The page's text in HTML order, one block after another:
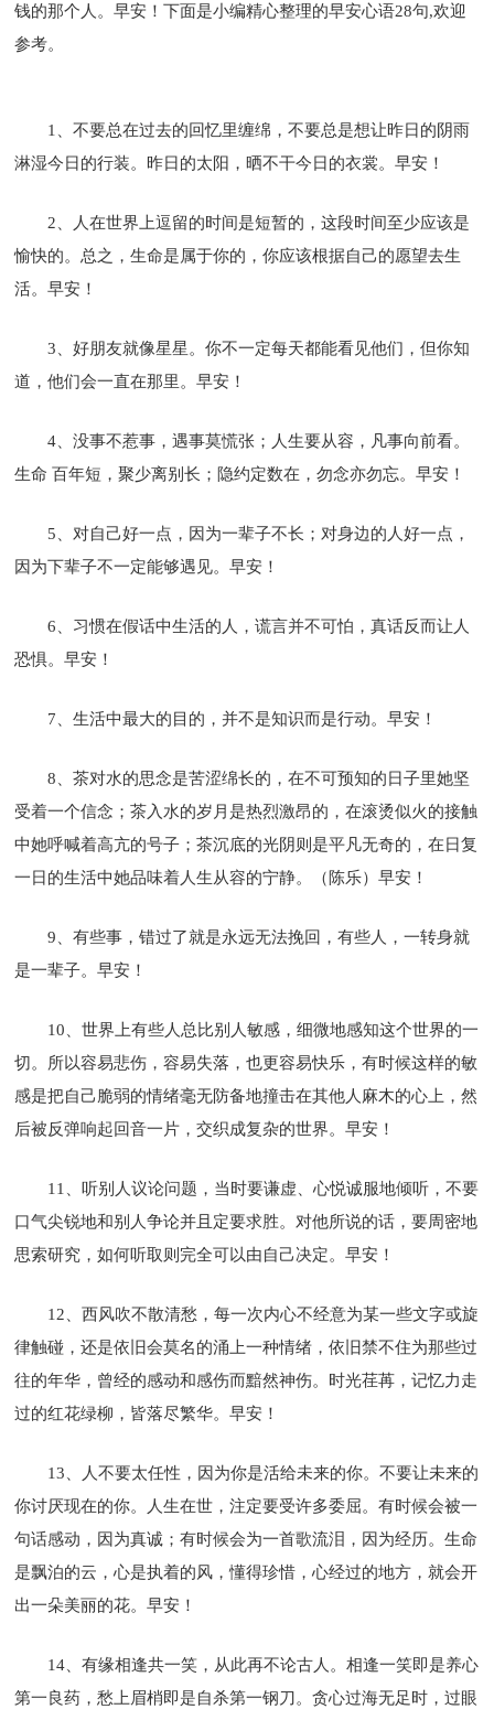
钱的那个人。早安！下面是小编精心整理的早安心语28句,欢迎
参考。
1、不要总在过去的回忆里缠绵，不要总是想让昨日的阴雨
淋湿今日的行装。昨日的太阳，晒不干今日的衣裳。早安！
2、人在世界上逗留的时间是短暂的，这段时间至少应该是
愉快的。总之，生命是属于你的，你应该根据自己的愿望去生
活。早安！
3、好朋友就像星星。你不一定每天都能看见他们，但你知
道，他们会一直在那里。早安！
4、没事不惹事，遇事莫慌张；人生要从容，凡事向前看。
生命 百年短，聚少离别长；隐约定数在，勿念亦勿忘。早安！
5、对自己好一点，因为一辈子不长；对身边的人好一点，
因为下辈子不一定能够遇见。早安！
6、习惯在假话中生活的人，谎言并不可怕，真话反而让人
恐惧。早安！
7、生活中最大的目的，并不是知识而是行动。早安！
8、茶对水的思念是苦涩绵长的，在不可预知的日子里她坚
受着一个信念；茶入水的岁月是热烈激昂的，在滚烫似火的接触
中她呼喊着高亢的号子；茶沉底的光阴则是平凡无奇的，在日复
一日的生活中她品味着人生从容的宁静。（陈乐）早安！
9、有些事，错过了就是永远无法挽回，有些人，一转身就
是一辈子。早安！
10、世界上有些人总比别人敏感，细微地感知这个世界的一
切。所以容易悲伤，容易失落，也更容易快乐，有时候这样的敏
感是把自己脆弱的情绪毫无防备地撞击在其他人麻木的心上，然
后被反弹响起回音一片，交织成复杂的世界。早安！
11、听别人议论问题，当时要谦虚、心悦诚服地倾听，不要
口气尖锐地和别人争论并且定要求胜。对他所说的话，要周密地
思索研究，如何听取则完全可以由自己决定。早安！
12、西风吹不散清愁，每一次内心不经意为某一些文字或旋
律触碰，还是依旧会莫名的涌上一种情绪，依旧禁不住为那些过
往的年华，曾经的感动和感伤而黯然神伤。时光荏苒，记忆力走
过的红花绿柳，皆落尽繁华。早安！
13、人不要太任性，因为你是活给未来的你。不要让未来的
你讨厌现在的你。人生在世，注定要受许多委屈。有时候会被一
句话感动，因为真诚；有时候会为一首歌流泪，因为经历。生命
是飘泊的云，心是执着的风，懂得珍惜，心经过的地方，就会开
出一朵美丽的花。早安！
14、有缘相逢共一笑，从此再不论古人。相逢一笑即是养心
第一良药，愁上眉梢即是自杀第一钢刀。贪心过海无足时，过眼